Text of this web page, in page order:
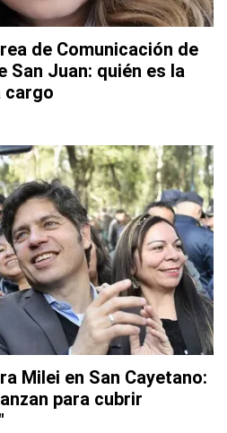
de Comunicación de
San Juan: quién es la
cargo
Milei en San Cayetano:
para cubrir